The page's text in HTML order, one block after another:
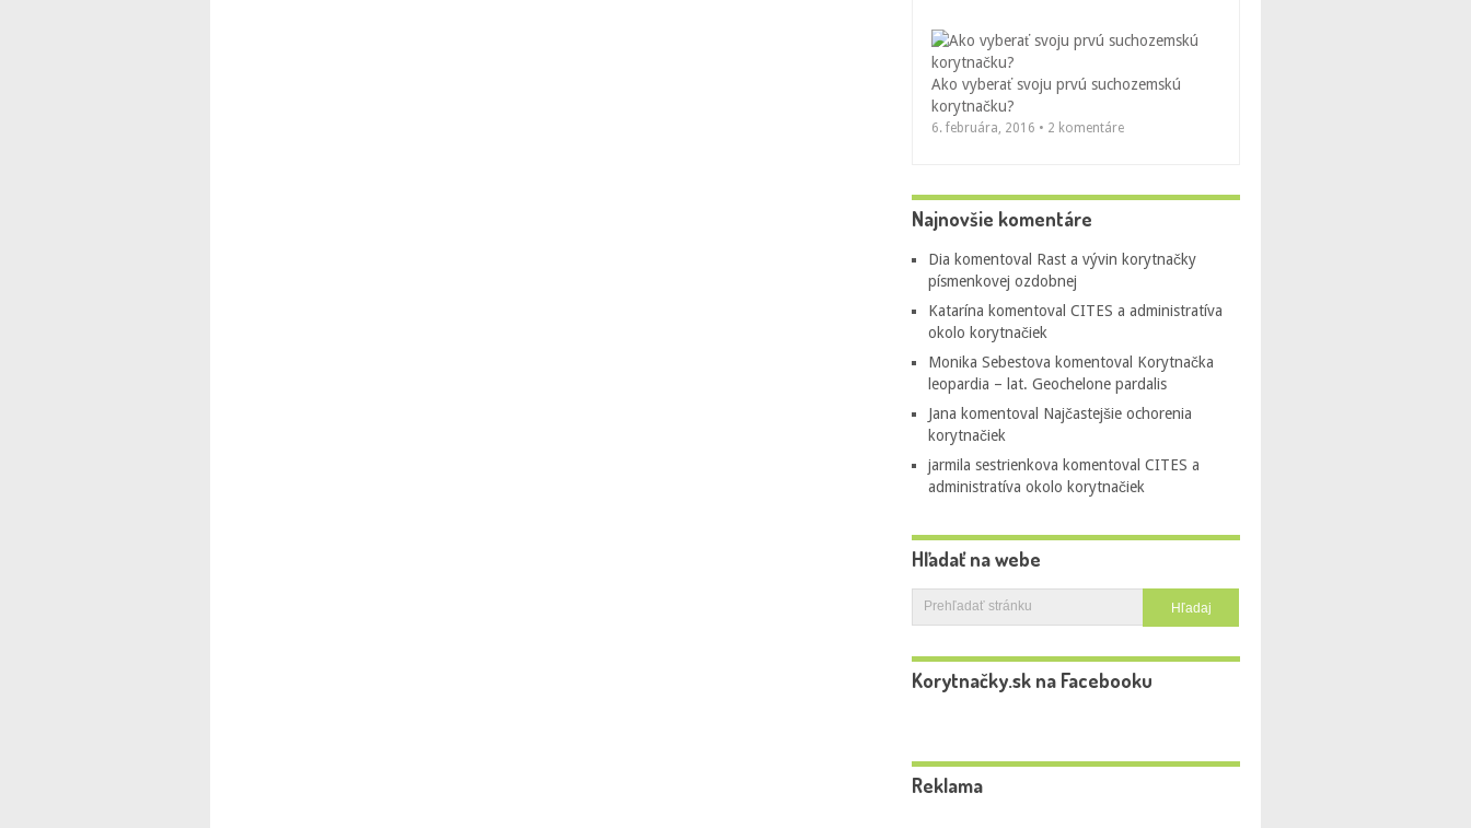
Ako vyberať svoju prvú suchozemskú
korytnačku?
6. februára, 2016 • 2 komentáre
Najnovšie komentáre
Dia komentoval Rast a vývin korytnačky
písmenkovej ozdobnej
Katarína komentoval CITES a administratíva
okolo korytnačiek
Monika Sebestova komentoval Korytnačka
leopardia – lat. Geochelone pardalis
Jana komentoval Najčastejšie ochorenia
korytnačiek
jarmila sestrienkova komentoval CITES a
administratíva okolo korytnačiek
Hľadať na webe
Korytnačky.sk na Facebooku
Reklama